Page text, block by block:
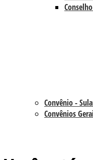
Convênio -
Convênios